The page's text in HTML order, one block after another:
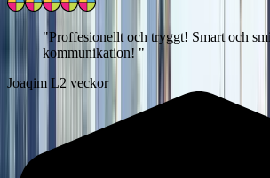
"Proffesionellt och tryggt! Smart och
kommunikation! "
Joaqim L2 veckor